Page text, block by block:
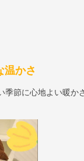
温かさ
季節に心地よい暖か